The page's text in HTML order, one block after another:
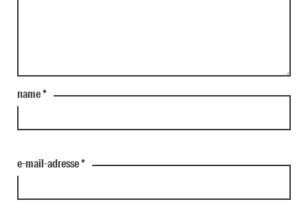
name*
e-mail-adresse*